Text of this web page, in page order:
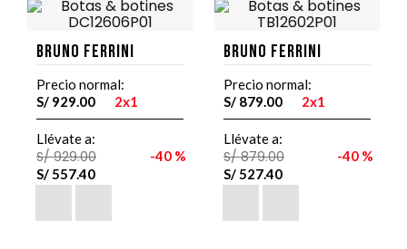
Bruno Ferrini
Precio normal:
S/ 929.00 2x1
Llévate a:
S/ 929.00
S/557.40
40 %
Bruno Ferrini
Precio normal:
S/ 879.00 2x1
Llévate a:
S/ 879.00
S/527.40
40 %